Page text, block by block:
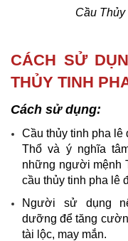
Cầu
CÁCH SỬ
THỦY TINH
Cách sử dụng:
Cầu thủy tinh pha lê
Thổ và ý nghĩa
những người mệnh
cầu thủy tinh pha lê
Người sử dụng
dưỡng để tăng
tài lộc, may mắn.